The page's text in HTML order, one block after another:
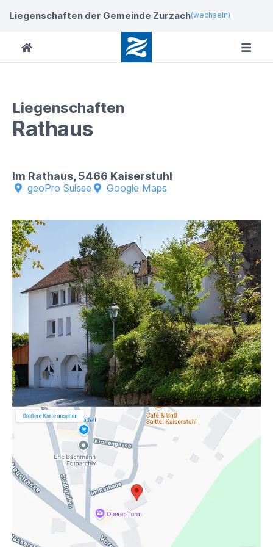
Liegenschaften der Gemeinde Zurzach(wechseln)
Liegenschaften
Rathaus
Im Rathaus, 5466 Kaiserstuhl
geoPro Suisse Google Maps